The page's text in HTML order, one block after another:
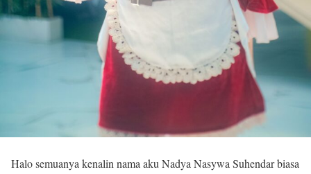
Halo semuanya kenalin nama aku Nadya Nasywa Suhendar biasa